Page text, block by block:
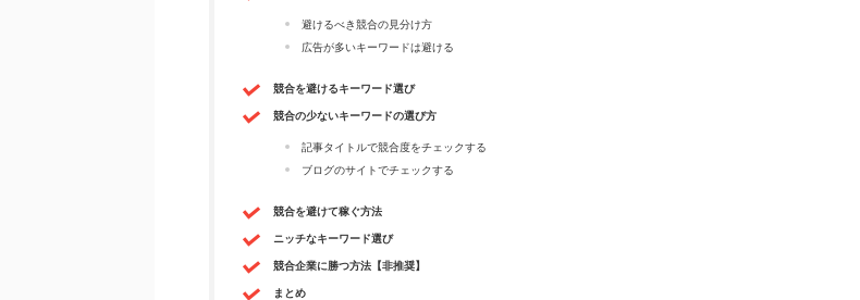
避けるべき競合の見分け方
広告が多いキーワードは避ける
競合を避けるキーワード選び
競合の少ないキーワードの選び方
記事タイトルで競合度をチェックする
ブログのサイトでチェックする
競合を避けて稼ぐ方法
ニッチなキーワード選び
競合企業に勝つ方法【非推奨】
まとめ